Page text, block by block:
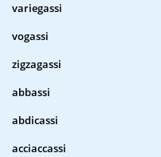
variegassi
vogassi
zigzagassi
abbassi
abdicassi
acciaccassi